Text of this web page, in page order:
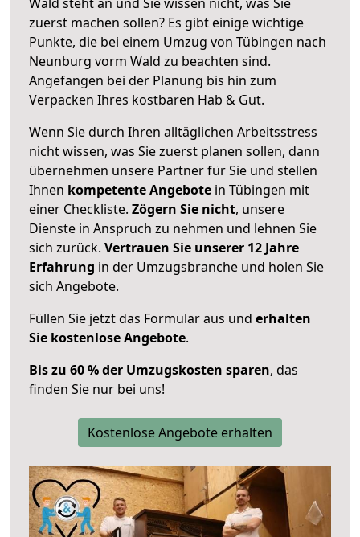
zuerst machen sollen? Es gibt einige wichtige
Punkte, die bei einem Umzug von Tübingen nach
Neunburg vorm Wald zu beachten sind.
Angefangen bei der Planung bis hin zum
Verpacken Ihres kostbaren Hab & Gut.
Wenn Sie durch Ihren alltäglichen Arbeitsstress
nicht wissen, was Sie zuerst planen sollen, dann
übernehmen unsere Partner für Sie und stellen
Ihnen kompetente Angebote in Tübingen mit
einer Checkliste. Zögern Sie nicht, unsere
Dienste in Anspruch zu nehmen und lehnen Sie
sich zurück. Vertrauen Sie unserer 12 Jahre
Erfahrung in der Umzugsbranche und holen Sie
sich Angebote.
Füllen Sie jetzt das Formular aus und erhalten
Sie kostenlose Angebote.
Bis zu 60 % der Umzugskosten sparen, das
finden Sie nur bei uns!
Kostenlose Angebote erhalten